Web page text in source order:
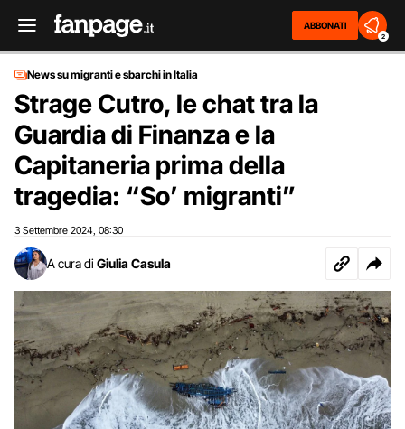
ABBONATI
2
News su migranti e sbarchi in Italia
Strage Cutro, le chat tra la
Guardia di Finanza e la
Capitaneria prima della
tragedia: “So’ migranti”
3 Settembre 2024 08:30
A cura di Giulia Casula